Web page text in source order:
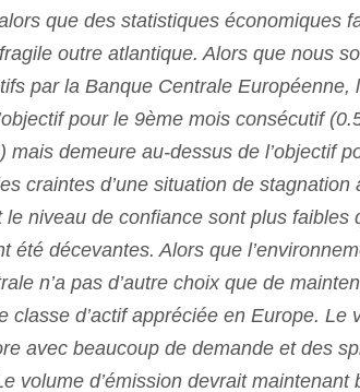
que des statistiques économiques
outre atlantique. Alors que nous
par la Banque Centrale Européenne,
pour le 9ème mois consécutif
mais demeure au-dessus de l’objectif
craintes d’une situation de
le niveau de confiance sont plus faibles
été décevantes. Alors que
n’a pas d’autre choix que de
classe d’actif appréciée en Europe.
avec beaucoup de demande et des
volume d’émission devrait